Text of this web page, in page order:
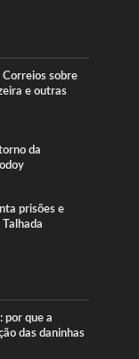
sobre
e outras
da
prisões e
por que a
das daninhas